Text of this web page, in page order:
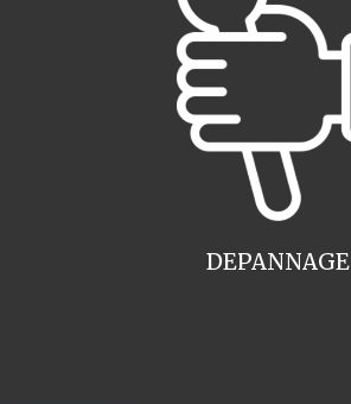
DEPANNAGE